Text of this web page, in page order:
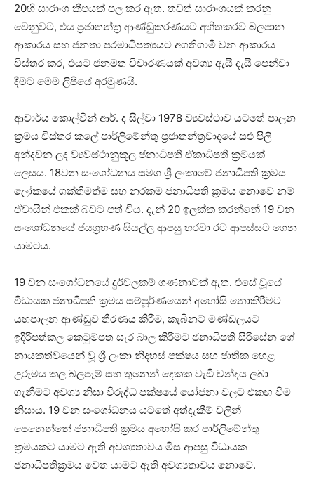
20හි සාරාංශ කීපයක් පල කර ඇත. තවත් සාරාංශයක් කරනු
වෙනුවට, එය ප්‍රජාතන්ත්‍ර ආණ්ඩුකරණයට අහිතකරව බලපාන
ආකාරය සහ ජනතා පරමාධිපත්‍යයට අගතිගාමී වන ආකාරය
විස්තර කර, එයට ජනමත විචාරණයක් අවශ්‍ය ඇයි දැයි පෙන්වා
දීමට මෙම ලිපියේ අරමුණයි.
ආචාර්ය කොල්වින් ආර්. ද සිල්වා 1978 ව්‍යවස්ථාව යටතේ පාලන
ක්‍රමය විස්තර කලේ පාර්ලිමේන්තු ප්‍රජාතන්ත්‍රවාදයේ සළු පිලි
අන්දවන ලද ව්‍යවස්ථානුකූල ජනාධිපති ඒකාධිපති ක්‍රමයක්
ලෙසය. 18වන සංශෝධනය සමග ශ්‍රී ලංකාවේ ජනාධිපති ක්‍රමය
ලෝකයේ ශක්තිමත්ම සහ නරකම ජනාධිපති ක්‍රමය නොවේ නම්
ඒවායින් එකක් බවට පත් විය. දැන් 20 ඉලක්ක කරන්නේ 19 වන
සංශෝධනයේ ජයග්‍රහණ සියල්ල ආපසු හරවා රට ආපස්සට ගෙන
යාමටය.
19 වන සංශෝධනයේ දුර්වලකම් ගණනාවක් ඇත. එසේ වූයේ
විධායක ජනාධිපති ක්‍රමය සම්පූර්ණයෙන් අහෝසි නොකිරීමට
යහපාලන ආණ්ඩුව තීරණය කිරීම, කැබිනට් මණ්ඩලයට
ඉදිරිපත්කල කෙටුම්පත සැර බාල කිරීමට ජනාධිපති සිරිසේන ගේ
නායකත්වයෙන් වූ ශ්‍රී ලංකා නිදහස් පක්ෂය සහ ජාතික හෙළ
උරුමය කල බලපෑම් සහ තුනෙන් දෙකක වැඩි චන්දය ලබා
ගැනීමට අවශ්‍ය නිසා විරුද්ධ පක්ෂයේ යෝජනා වලට එකඟ වීම
නිසාය. 19 වන සංශෝධනය යටතේ අත්දැකීම් වලින්
පෙනෙන්නේ ජනාධිපති ක්‍රමය අහෝසි කර පාර්ලිමේන්තු
ක්‍රමයකට යාමට ඇති අවශ්‍යතාවය මිස ආපසු විධායක
ජනාධිපතික්‍රමය වෙත යාමට ඇති අවශ්‍යතාවය නොවේ.